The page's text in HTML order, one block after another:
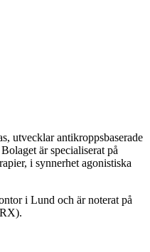
utvecklar antikroppsbaserade
är specialiserat på
i synnerhet agonistiska
i Lund och är noterat på